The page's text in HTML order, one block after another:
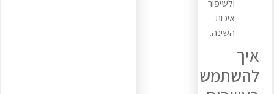
ולשיפור
איכות
השינה.
איך
להשתמש